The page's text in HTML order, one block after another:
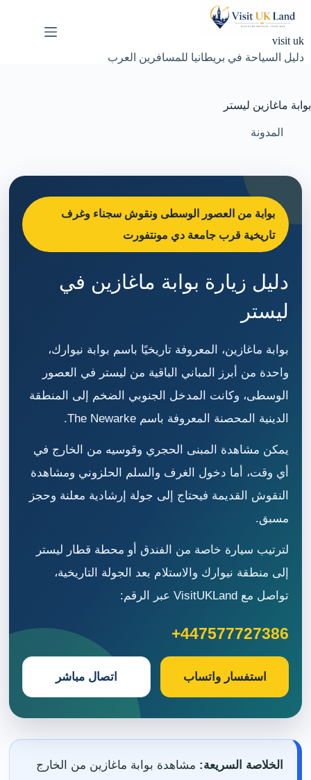
visit uk
دليل السياحة في بريطانيا للمسافرين العرب
بوابة ماغازين ليستر
المدونة
بوابة من العصور الوسطى ونقوش سجناء وغرف
تاريخية قرب جامعة دي مونتفورت
دليل زيارة بوابة ماغازين في
ليستر
بوابة ماغازين، المعروفة تاريخيًا باسم بوابة نيوارك،
واحدة من أبرز المباني الباقية من ليستر في العصور
الوسطى، وكانت المدخل الجنوبي الضخم إلى المنطقة
الدينية المحصنة المعروفة باسم The Newarke.
يمكن مشاهدة المبنى الحجري وقوسيه من الخارج في
أي وقت، أما دخول الغرف والسلم الحلزوني ومشاهدة
النقوش القديمة فيحتاج إلى جولة إرشادية معلنة وحجز
مسبق.
لترتيب سيارة خاصة من الفندق أو محطة قطار ليستر
إلى منطقة نيوارك والاستلام بعد الجولة التاريخية،
تواصل مع VisitUKLand عبر الرقم:
+447577727386
استفسار واتساب اتصال مباشر
الخلاصة السريعة: مشاهدة بوابة ماغازين من الخارج